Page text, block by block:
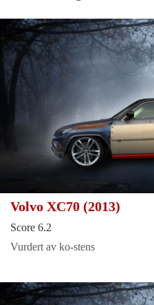
Volvo XC70 (2013)
Score 6.2
Vurdert av ko-stens